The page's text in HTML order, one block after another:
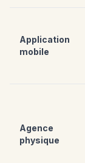
Application
mobile
Agence
physique